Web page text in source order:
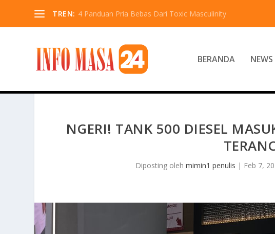
TREN: 4 Panduan Pria Bebas Dari Toxic Masculinity
BERANDA NEWS
NGERI! TANK 500 DIESEL
Diposting olehmimin1 penulis | Feb 7,